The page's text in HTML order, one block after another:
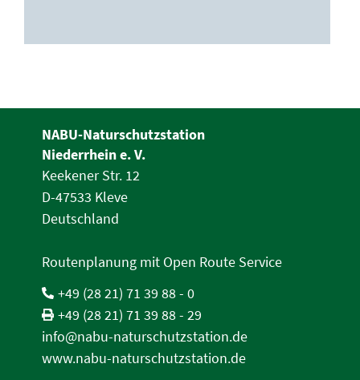
NABU-Naturschutzstation
Niederrhein e. V.
Keekener Str. 12
D-47533 Kleve
Deutschland
Routenplanung mit Open Route Service
+49 (28 21) 71 39 88 - 0
+49 (28 21) 71 39 88 - 29
info@nabu-naturschutzstation.de
www.nabu-naturschutzstation.de